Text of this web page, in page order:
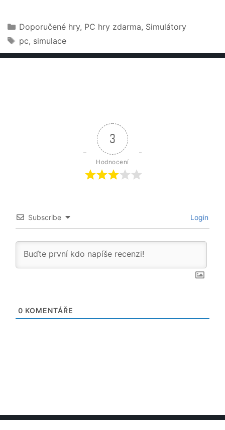
Rubriky
Doporučené hry, PC hry zdarma, Simulátory
Štítky
pc, simulace
3
Hodnocení
Subscribe Login
0 KOMENTÁŘE